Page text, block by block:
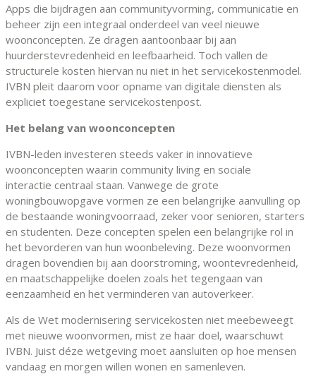
Apps die bijdragen aan communityvorming, communicatie en
beheer zijn een integraal onderdeel van veel nieuwe
woonconcepten. Ze dragen aantoonbaar bij aan
huurderstevredenheid en leefbaarheid. Toch vallen de
structurele kosten hiervan nu niet in het servicekostenmodel.
IVBN pleit daarom voor opname van digitale diensten als
expliciet toegestane servicekostenpost.
Het belang van woonconcepten
IVBN-leden investeren steeds vaker in innovatieve
woonconcepten waarin community living en sociale
interactie centraal staan. Vanwege de grote
woningbouwopgave vormen ze een belangrijke aanvulling op
de bestaande woningvoorraad, zeker voor senioren, starters
en studenten. Deze concepten spelen een belangrijke rol in
het bevorderen van hun woonbeleving. Deze woonvormen
dragen bovendien bij aan doorstroming, woontevredenheid,
en maatschappelijke doelen zoals het tegengaan van
eenzaamheid en het verminderen van autoverkeer.
Als de Wet modernisering servicekosten niet meebeweegt
met nieuwe woonvormen, mist ze haar doel, waarschuwt
IVBN. Juist déze wetgeving moet aansluiten op hoe mensen
vandaag en morgen willen wonen en samenleven.